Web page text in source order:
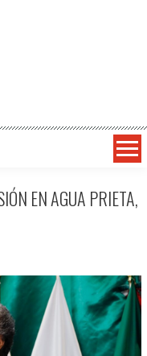
EN AGUA PRIETA,